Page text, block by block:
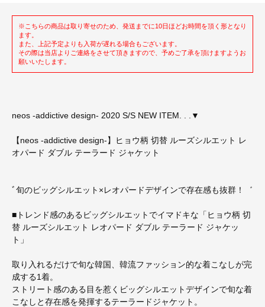
※こちらの商品は取り寄せのため、発送までに10日ほどお時間を頂く形となり
ます。
また、上記予定よりも入荷が遅れる場合もございます。
その際は当店よりご連絡をさせて頂きますので、予めご了承を頂けますようお
願いいたします。
neos -addictive design- 2020 S/S NEW ITEM. . .▼
【neos -addictive design-】ヒョウ柄 切替 ルーズシルエット レ
オパード ダブル テーラード ジャケット
ﾞ旬のビッグシルエット×レオパードデザインで存在感も抜群！゛
■トレンド感のあるビッグシルエットでイマドキな「ヒョウ柄 切
替 ルーズシルエット レオパード ダブル テーラード ジャケッ
ト」
取り入れるだけで旬な韓国、韓流ファッション的な着こなしが完
成する1着。
ストリート感のある目を惹くビッグシルエットデザインで旬な着
こなしと存在感を発揮するテーラードジャケット。